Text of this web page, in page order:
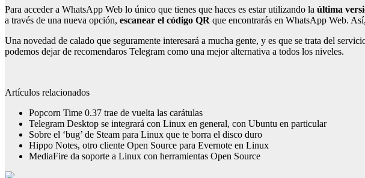
Para acceder a WhatsApp Web lo único que tienes que haces es estar utilizando la última
a través de una nueva opción, escanear el código QR que encontrarás en WhatsApp Web.
Una novedad de calado que seguramente interesará a mucha gente, y es que se trata del
podemos dejar de recomendaros Telegram como una mejor alternativa a todos los niveles.
Artículos relacionados
Popcorn Time 0.37 trae de vuelta las carátulas
Telegram Desktop se integrará con Linux en general, con Ubuntu en particular
Sobre el ‘bug’ de Steam para Linux que te borra el disco duro
Hippo Notes, otro cliente Open Source para Evernote en Linux
MediaFire da soporte a Linux con herramientas Open Source